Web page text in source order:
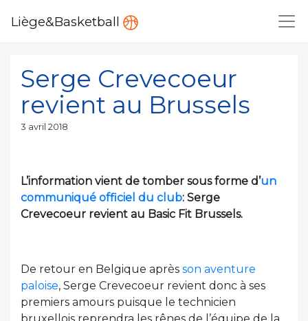
Liège&Basketball
Serge Crevecoeur
revient au Brussels
Publié
3 avril 2018
L’information vient de tomber sous forme d’un
communiqué officiel du club: Serge
Crevecoeur revient au Basic Fit Brussels.
De retour en Belgique après son aventure
paloise, Serge Crevecoeur revient donc à ses
premiers amours puisque le technicien